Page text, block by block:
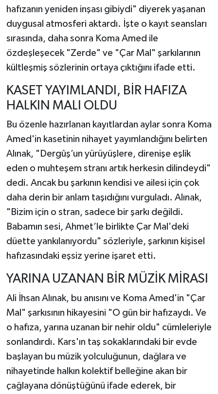
hafızanın yeniden inşası gibiydi" diyerek yaşanan
duygusal atmosferi aktardı. İşte o kayıt seansları
sırasında, daha sonra Koma Amed ile
özdeşleşecek "Zerde" ve "Çar Mal" şarkılarının
kültleşmiş sözlerinin ortaya çıktığını ifade etti.
KASET YAYIMLANDI, BİR HAFIZA
HALKIN MALI OLDU
Bu özenle hazırlanan kayıtlardan aylar sonra Koma
Amed'in kasetinin nihayet yayımlandığını belirten
Alınak, "Dergûş’un yürüyüşlere, direnişe eşlik
eden o muhteşem stranı artık herkesin dilindeydi"
dedi. Ancak bu şarkının kendisi ve ailesi için çok
daha derin bir anlam taşıdığını vurguladı. Alınak,
"Bizim için o stran, sadece bir şarkı değildi.
Babamın sesi, Ahmet’le birlikte Çar Mal'deki
düette yankılanıyordu" sözleriyle, şarkının kişisel
hafızasındaki eşsiz yerine işaret etti.
YARINA UZANAN BİR MÜZİK MİRASI
Ali İhsan Alınak, bu anısını ve Koma Amed'in "Çar
Mal" şarkısının hikayesini "O gün bir hafızaydı. Ve
o hafıza, yarına uzanan bir nehir oldu" cümleleriyle
sonlandırdı. Kars'ın taş sokaklarındaki bir evde
başlayan bu müzik yolculuğunun, dağlara ve
nihayetinde halkın kolektif belleğine akan bir
çağlayana dönüştüğünü ifade ederek, bir